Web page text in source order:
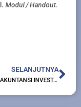
. Modul / Handout.
SELANJUTNYA
TRAINING AKUNTANSI INVESTASI DAN AKTIVA TETAP